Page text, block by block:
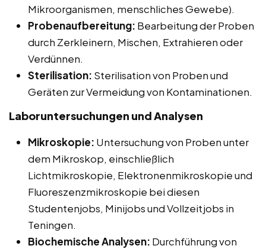
Mikroorganismen, menschliches Gewebe).
Probenaufbereitung: Bearbeitung der Proben
durch Zerkleinern, Mischen, Extrahieren oder
Verdünnen.
Sterilisation: Sterilisation von Proben und
Geräten zur Vermeidung von Kontaminationen.
Laboruntersuchungen und Analysen
Mikroskopie: Untersuchung von Proben unter
dem Mikroskop, einschließlich
Lichtmikroskopie, Elektronenmikroskopie und
Fluoreszenzmikroskopie bei diesen
Studentenjobs, Minijobs und Vollzeitjobs in
Teningen.
Biochemische Analysen: Durchführung von